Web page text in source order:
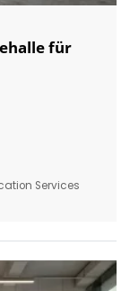
für
Services